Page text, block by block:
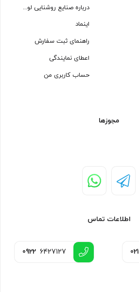
درباره صنایع روشنایی لوسترسازان
اینماد
راهنمای ثبت سفارش
اعطای نمایندگی
حساب کاربری من
مجوزها
اطلاعات تماس
021
0922 6427127